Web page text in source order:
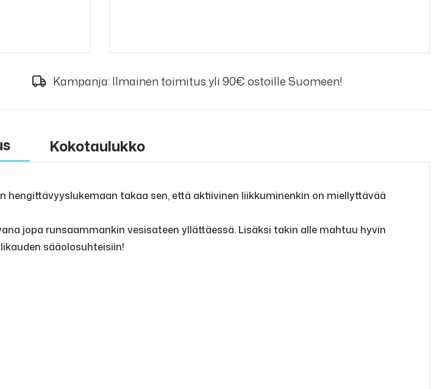
Kampanja: Ilmainen toimitus yli 90€ ostoille Suomeen!
Kokotaulukko
takaa sen, että aktiivinen liikkuminenkin on miellyttävää
jopa runsaammankin vesisateen yllättäessä. Lisäksi takin alle mahtuu hyvin
sääolosuhteisiin!